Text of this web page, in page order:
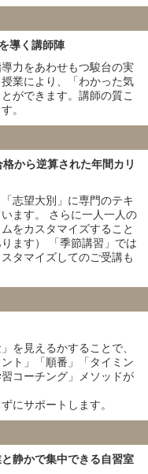
山県立医科大学 41名
大学 27名
島大学 11名
大学 32名
大学 24名
大学 22名
大学 15名
大学 21名
大学 33名
県立医科大学 26名
大学 14名
医科大学 117名
医科大学 215名
医科大学 78名
医科大学 28名
大学 75名
医科大学 102名
大学 83名
大学 65名
導く講師陣
力をあわせもつ駿台の実
業により、「わかった気
ができます。講師の質こ
。
から逆算された年間カリ
志望大別」に専門のテキ
ます。 さらに一人一人の
をカスタマイズすること
ます） 「季節講習」では
タマイズしてのご受講も
を見えるかすることで、
ト」「順番」「タイミン
コーチング」メソッドが
にサポートします。
静かで集中できる自習室